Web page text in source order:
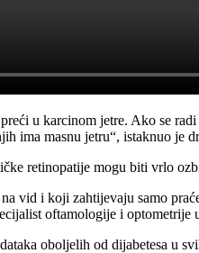
u karcinom jetre. Ako se
ima masnu jetru“, istaknuo je
retinopatije mogu biti vrlo
vid i koji zahtijevaju samo
oftamologije i
oboljelih od dijabetesa u